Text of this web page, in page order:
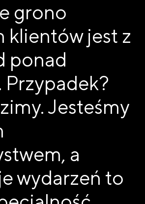
grono
klientów jest z
ponad
Przypadek?
Jesteśmy
a
wydarzeń to